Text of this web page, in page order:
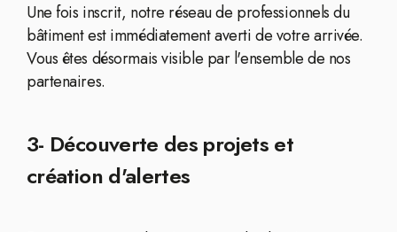
Une fois inscrit, notre réseau de professionnels du
bâtiment est immédiatement averti de votre arrivée.
Vous êtes désormais visible par l'ensemble de nos
partenaires.
3- Découverte des projets et
création d'alertes